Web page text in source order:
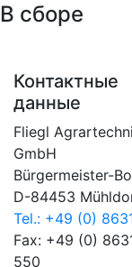
В сборе
Контактные
данные
Fliegl
GmbH
Bürgermeister-
D-84453
Tel.: +49 (0)
Fax: +49 (0)
550